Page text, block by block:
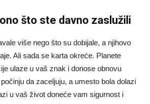
što ste davno zaslužili
više nego što su dobijale, a njihovo
Ali sada se karta okreće. Planete
ulaze u vaš znak i donose obnovu
da zaceljuju, a umesto bola dolazi
u vaš život doneće vam sigurnost i